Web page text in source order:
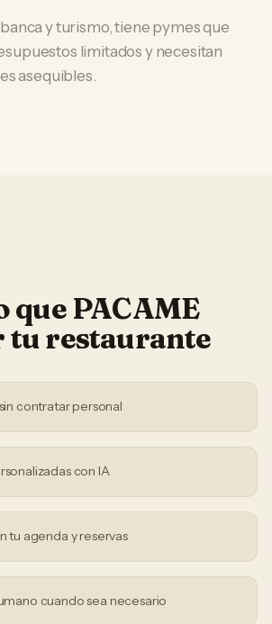
y turismo, tiene pymes que
limitados y necesitan
asequibles.
que PACAME
turestaurante
contratar personal
con IA
tu agenda y reservas
cuando sea necesario